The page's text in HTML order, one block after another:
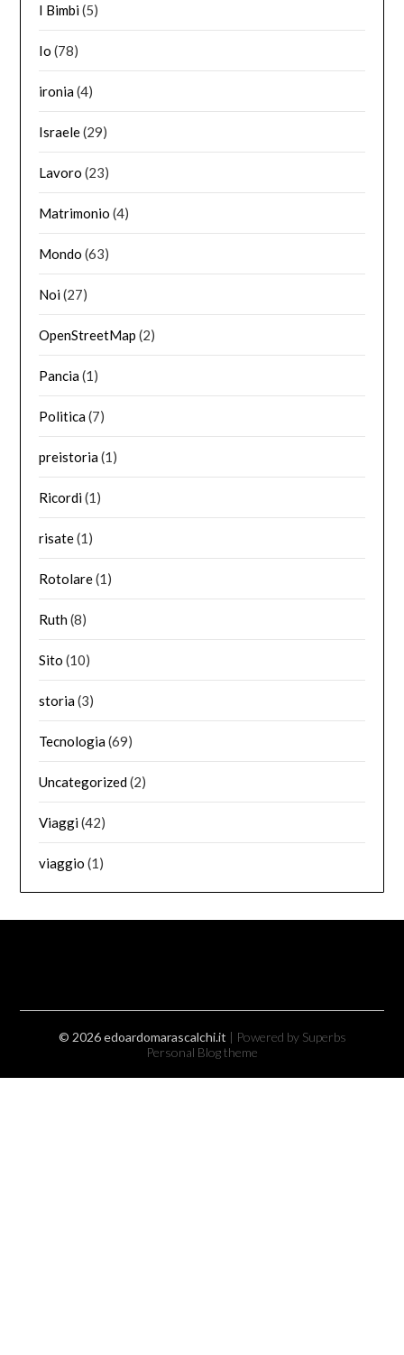
I Bimbi(5)
Io (78)
ironia(4)
Israele(29)
Lavoro (23)
Matrimonio (4)
Mondo (63)
Noi(27)
OpenStreetMap (2)
Pancia(1)
Politica(7)
preistoria(1)
Ricordi(1)
risate(1)
Rotolare(1)
Ruth(8)
Sito (10)
storia(3)
Tecnologia(69)
Uncategorized(2)
Viaggi(42)
viaggio (1)
© 2026 edoardomarascalchi.it
| Powered by Superbs
Personal Blog theme